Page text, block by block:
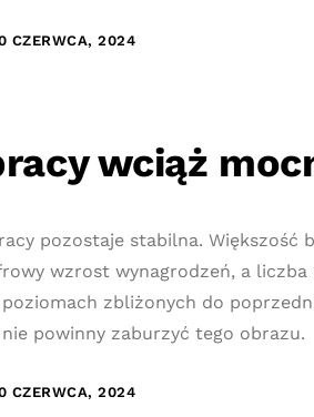
CZERWCA, 2024
wciąż
pozostaje stabilna. Większość
wzrost wynagrodzeń, a
zbliżonych do
powinny zaburzyć tego obrazu.
CZERWCA, 2024